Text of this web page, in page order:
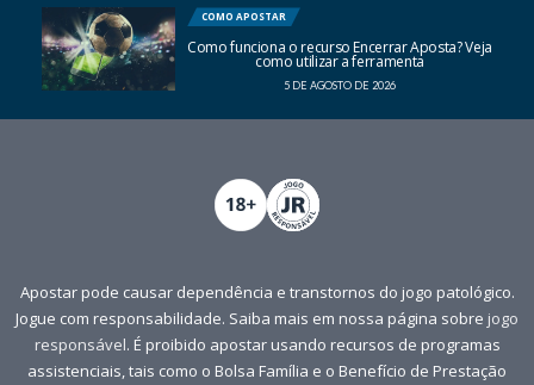
COMO APOSTAR
Como funciona o recurso Encerrar Aposta? Veja
como utilizar a ferramenta
5 DE AGOSTO DE 2026
Apostar pode causar dependência e transtornos do jogo patológico.
Jogue com responsabilidade. Saiba mais em nossa página sobre jogo
responsável. É proibido apostar usando recursos de programas
assistenciais, tais como o Bolsa Família e o Benefício de Prestação